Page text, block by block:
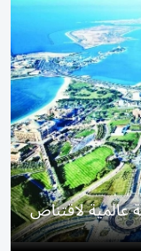
عالمية لاقتناص